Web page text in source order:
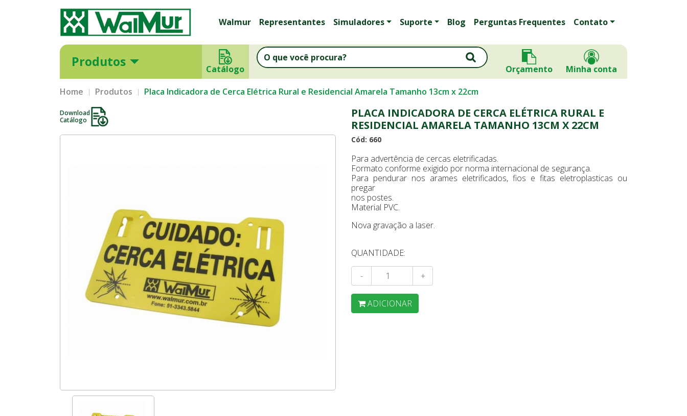
Walmur Representantes Simuladores Suporte Blog Perguntas Frequentes Contato
Produtos Catálogo Orçamento Minha conta
Home Produtos Placa Indicadora de Cerca Elétrica Rural e Residencial Amarela Tamanho 13cm x 22cm
Download
Catálogo
PLACA INDICADORA DE CERCA ELÉTRICA RURAL E
RESIDENCIAL AMARELA TAMANHO 13CM X 22CM
Cód: 660
Para advertência de cercas eletrificadas.
Formato conforme exigido por norma internacional de segurança.
Para pendurar nos arames eletrificados, fios e fitas eletroplasticas ou
pregar
nos postes.
Material PVC.
Nova gravação a laser.
QUANTIDADE:
- +
ADICIONAR